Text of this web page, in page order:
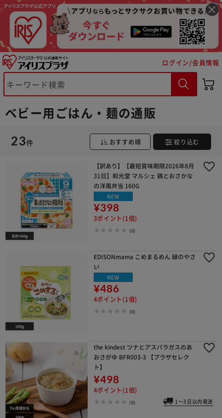
ログイン/会員情報
ベビー用ごはん・麺の通販
23件 おすすめ順 絞り込む
【訳あり】【最短賞味期限2026年8月
31日】和光堂 マルシェ 鶏とおさかな
の洋風弁当 160G
NEW
¥398
3ポイント(1倍)
(0)
EDISONmama こめまるめん 緑のやさ
い
NEW
¥486
4ポイント(1倍)
(0)
the kindest ツナとアスパラガスのあ
おさがゆ BFR003-3 【プラザセレク
ト】
¥498
4ポイント(1倍)
(0) 1～3日以内発送
※ご確認ください
カートに入れる 購入手続きへ